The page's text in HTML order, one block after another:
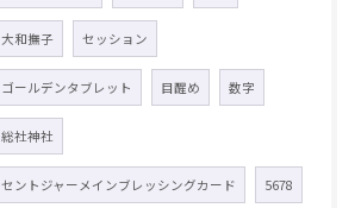
大和撫子 セッション
ゴールデンタブレット 目醒め 数字
総社神社
セントジャーメインブレッシングカード 5678